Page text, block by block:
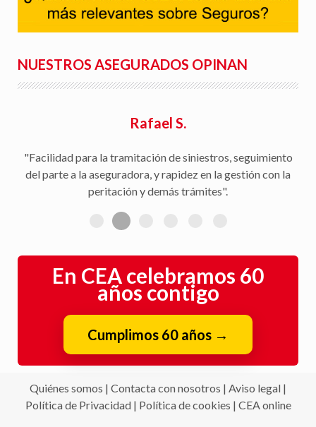
NUESTROS ASEGURADOS OPINAN
Rafael S.
"Facilidad para la tramitación de siniestros, seguimiento
del parte a la aseguradora, y rapidez en la gestión con la
peritación y demás trámites".
En CEA celebramos 60
años contigo
Cumplimos 60 años →
Quiénes somos | Contacta con nosotros | Aviso legal |
Política de Privacidad| Política de cookies | CEA online